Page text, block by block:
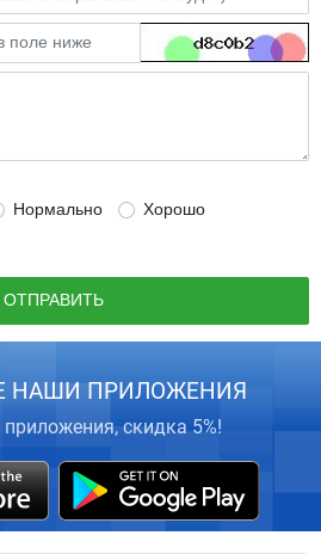
Нормально
Хорошо
ОТПРАВИТЬ
НАШИ ПРИЛОЖЕНИЯ
приложения, скидка 5%!